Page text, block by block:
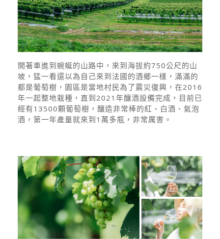
開著車進到蜿蜒的山路中，來到海拔約750公尺的山
坡，猛一看還以為自己來到法國的酒鄉一樣，滿滿的
都是葡萄樹，園區是當地村民為了震災復興，在2016
年一起整地栽種，直到2021年釀酒設備完成，目前已
經有13500顆葡萄樹，釀造非常棒的紅、白酒、氣泡
酒，第一年產量就來到1萬多瓶，非常厲害。